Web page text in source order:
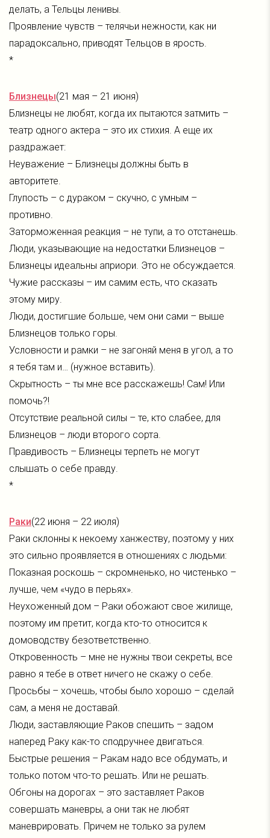
делать, а Тельцы ленивы.
Проявление чувств – телячьи нежности, как ни
парадоксально, приводят Тельцов в ярость.
*
Близнецы(21 мая – 21 июня)
Близнецы не любят, когда их пытаются затмить –
театр одного актера – это их стихия. А еще их
раздражает:
Неуважение – Близнецы должны быть в
авторитете.
Глупость – с дураком – скучно, с умным –
противно.
Заторможенная реакция – не тупи, а то отстанешь.
Люди, указывающие на недостатки Близнецов –
Близнецы идеальны априори. Это не обсуждается.
Чужие рассказы – им самим есть, что сказать
этому миру.
Люди, достигшие больше, чем они сами – выше
Близнецов только горы.
Условности и рамки – не загоняй меня в угол, а то
я тебя там и… (нужное вставить).
Скрытность – ты мне все расскажешь! Сам! Или
помочь?!
Отсутствие реальной силы – те, кто слабее, для
Близнецов – люди второго сорта.
Правдивость – Близнецы терпеть не могут
слышать о себе правду.
*
Раки(22 июня – 22 июля)
Раки склонны к некоему ханжеству, поэтому у них
это сильно проявляется в отношениях с людьми:
Показная роскошь – скромненько, но чистенько –
лучше, чем «чудо в перьях».
Неухоженный дом – Раки обожают свое жилище,
поэтому им претит, когда кто-то относится к
домоводству безответственно.
Откровенность – мне не нужны твои секреты, все
равно я тебе в ответ ничего не скажу о себе.
Просьбы – хочешь, чтобы было хорошо – сделай
сам, а меня не доставай.
Люди, заставляющие Раков спешить – задом
наперед Раку как-то сподручнее двигаться.
Быстрые решения – Ракам надо все обдумать, и
только потом что-то решать. Или не решать.
Обгоны на дорогах – это заставляет Раков
совершать маневры, а они так не любят
маневрировать. Причем не только за рулем